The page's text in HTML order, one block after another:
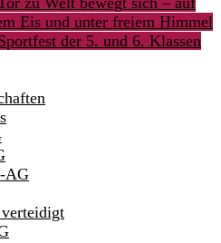
Eis und unter freiem Himmel
der 5. und 6. Klassen
AG